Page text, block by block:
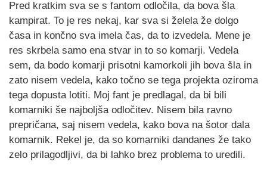
Pred kratkim sva se s fantom odločila, da bova šla
kampirat. To je res nekaj, kar sva si želela že dolgo
časa in končno sva imela čas, da to izvedela. Mene je
res skrbela samo ena stvar in to so komarji. Vedela
sem, da bodo komarji prisotni kamorkoli jih bova šla in
zato nisem vedela, kako točno se tega projekta oziroma
tega dopusta lotiti. Moj fant je predlagal, da bi bili
komarniki še najboljša odločitev. Nisem bila ravno
prepričana, saj nisem vedela, kako bova na šotor dala
komarnik. Rekel je, da so komarniki dandanes že tako
zelo prilagodljivi, da bi lahko brez problema to uredili.